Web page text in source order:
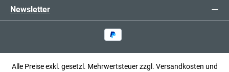
Newsletter
Alle Preise exkl. gesetzl. Mehrwertsteuer zzgl. Versandkosten und